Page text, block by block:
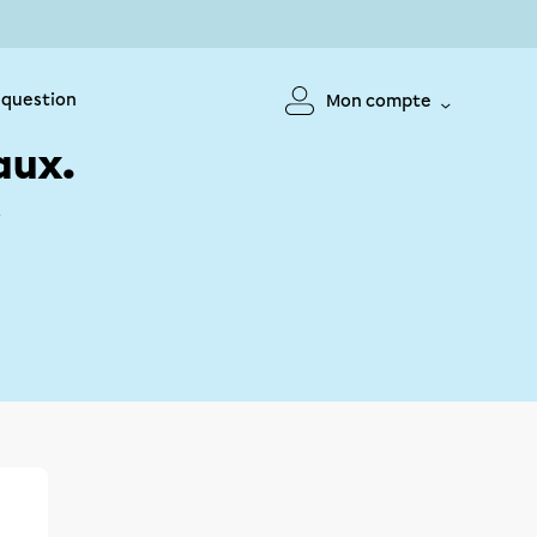
Mon compte